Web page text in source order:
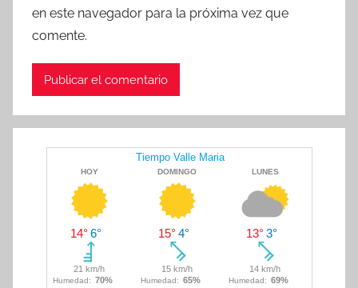
en este navegador para la próxima vez que
comente.